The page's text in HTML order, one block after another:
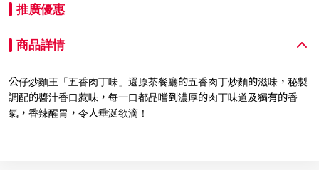
推廣優惠
商品詳情
公仔炒麵王「五香肉丁味」還原茶餐廳的五香肉丁炒麵的滋味，秘製
調配的醬汁香口惹味，每一口都品嚐到濃厚的肉丁味道及獨有的香
氣，香辣醒胃，令人垂涎欲滴！